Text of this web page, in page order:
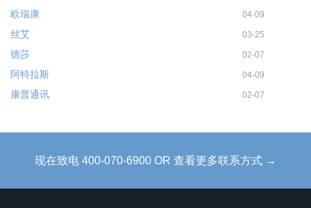
欧瑞康 04-09
丝艾 03-25
德莎 02-07
阿特拉斯 04-09
康普通讯 02-07
现在致电 400-070-6900 OR 查看更多联系方式 →